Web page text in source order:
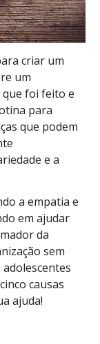
criar um
um
foi feito e
para
que podem
e a
a empatia e
em ajudar
da
sem
causas
ajuda!